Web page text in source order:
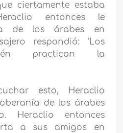
ciertamente estaba
entonces le
de los árabes en
respondió: ‘Los
practican la
esto, Heraclio
de los árabes
Heraclio entonces
a sus amigos en